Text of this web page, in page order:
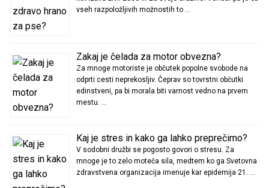
vseh razpoložljivih možnostih to …
Zakaj je čelada za motor obvezna?
Za mnoge motoriste je občutek popolne svobode na
odprti cesti neprekosljiv. Čeprav so tovrstni občutki
edinstveni, pa bi morala biti varnost vedno na prvem
mestu. …
Kaj je stres in kako ga lahko preprečimo?
V sodobni družbi se pogosto govori o stresu. Za
mnoge je to zelo moteča sila, medtem ko ga Svetovna
zdravstvena organizacija imenuje kar epidemija 21. …